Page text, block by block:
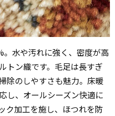
水や汚れに強く、密度が高
トン織です。毛足は長すぎ
除のしやすさも魅力。床暖
し、オールシーズン快適に
ク加工を施し、ほつれを防